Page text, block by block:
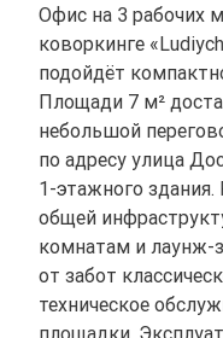
Офис на 3 рабочих
коворкинге
подойдёт
Площади 7 м²
небольшой
по адресу улица
1-этажного
общей
комнатам и лаунж-
от забот
техническое
площадки.